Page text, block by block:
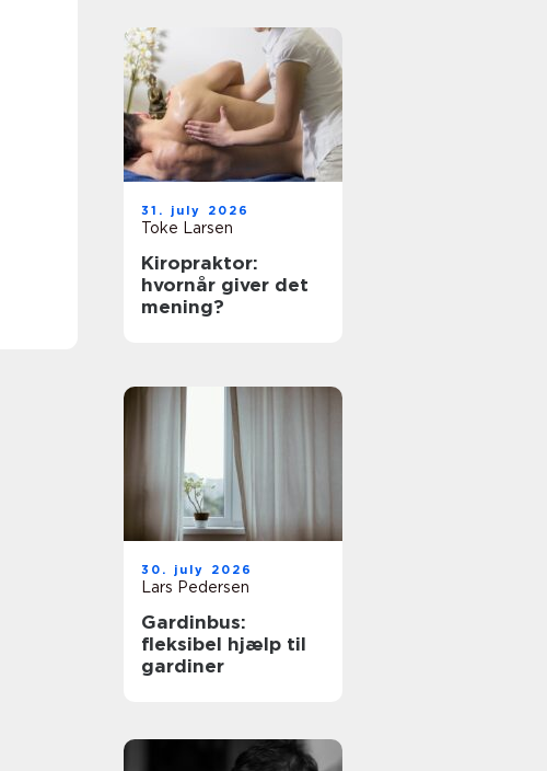
31. july 2026
Toke Larsen
Kiropraktor:
hvornår giver det
mening?
30. july 2026
Lars Pedersen
Gardinbus:
fleksibel hjælp til
gardiner